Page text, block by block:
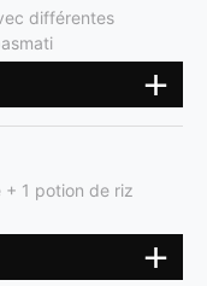
différentes
1 potion de riz